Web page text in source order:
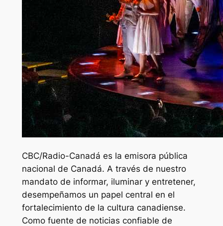
CBC/Radio-Canadá es la emisora ​​pública
nacional de Canadá. A través de nuestro
mandato de informar, iluminar y entretener,
desempeñamos un papel central en el
fortalecimiento de la cultura canadiense.
Como fuente de noticias confiable de